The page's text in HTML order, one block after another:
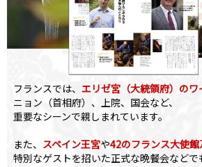
フランスでは、 エリゼ宮（大統領府）のワ
ニョン（首相府）、上院、国会など、
重要なシーンで親しまれています。
また、 スペイン王宮や42のフランス大使
特別なゲストを招いた正式な晩餐会などで